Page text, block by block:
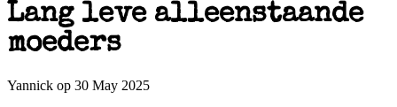
Lang leve alleenstaande
moeders
Yannick op 30 May 2025